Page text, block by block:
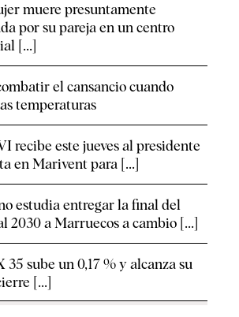
muere presuntamente
por su pareja en un centro
[...]
el cansancio​ cuando
temperaturas
recibe este jueves al presidente
en Marivent para [...]
estudia entregar la final del
2030 a Marruecos a cambio [...]
35 sube un 0,17 % y alcanza su
[...]